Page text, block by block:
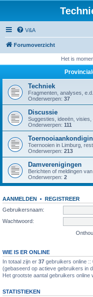
V&A
Forumoverzicht
Het is
Techniek
Fragmenten, analyses, e.d.
Onderwerpen: 37
Discussie
Suggesties, ideeën, visies,
Onderwerpen: 111
Toernooien in Limburg,
Onderwerpen: 213
Damverenigingen
Berichten of meldingen
Onderwerpen: 2
AANMELDEN • REGISTREER
Gebruikersnaam:
Wachtwoord:
WIE IS ER ONLINE
In totaal zijn er 37 gebruikers online
(gebaseerd op actieve gebruikers in
Het grootste aantal gebruikers online
STATISTIEKEN